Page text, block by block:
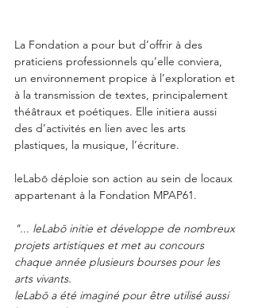
La Fondation a pour but d’offrir à des
praticiens professionnels qu’elle conviera,
un environnement propice à l’exploration et
à la transmission de textes, principalement
théâtraux et poétiques. Elle initiera aussi
des d’activités en lien avec les arts
plastiques, la musique, l’écriture.
leLabō déploie son action au sein de locaux
appartenant à la Fondation MPAP61.
"... leLabō initie et développe de nombreux
projets artistiques et met au concours
chaque année plusieurs bourses pour les
arts vivants.
leLabō a été imaginé pour être utilisé aussi